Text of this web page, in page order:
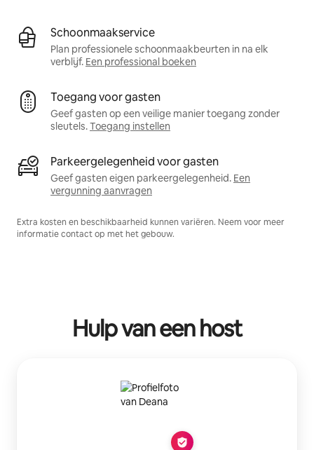
Schoonmaakservice
Plan professionele schoonmaakbeurten in na elk
verblijf. Een professional boeken
Toegang voor gasten
Geef gasten op een veilige manier toegang zonder
sleutels.Toegang instellen
Parkeergelegenheid voor gasten
Geef gasten eigen parkeergelegenheid. Een
vergunning aanvragen
Extra kosten en beschikbaarheid kunnen variëren. Neem voor meer
informatie contact op met het gebouw.
Hulp van een host